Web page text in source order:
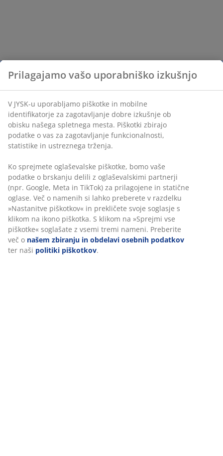
Prilagajamo vašo uporabniško izkušnjo
V JYSK-u uporabljamo piškotke in mobilne
identifikatorje za zagotavljanje dobre izkušnje ob
obisku našega spletnega mesta. Piškotki zbirajo
podatke o vas za zagotavljanje funkcionalnosti,
statistike in ustreznega trženja.
Ko sprejmete oglaševalske piškotke, bomo vaše
podatke o brskanju delili z oglaševalskimi partnerji
(npr. Google, Meta in TikTok) za prilagojene in statične
oglase. Več o namenih si lahko preberete v razdelku
»Nastanitve piškotkov« in prekličete svoje soglasje s
klikom na ikono piškotka. S klikom na »Sprejmi vse
piškotke« soglašate z vsemi tremi nameni. Preberite
več o našem zbiranju in obdelavi osebnih podatkov
ter naši politiki piškotkov.